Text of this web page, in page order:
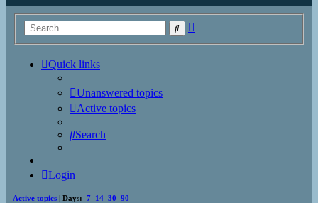
Search
Quick links
Unanswered topics
Active topics
Search
Login
Active topics | Days: 7 14 30 90